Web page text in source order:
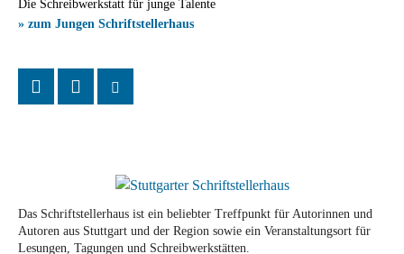
Die Schreibwerkstatt für junge Talente
» zum Jungen Schriftstellerhaus
Das Schriftstellerhaus ist ein beliebter Treffpunkt für Autorinnen und
Autoren aus Stuttgart und der Region sowie ein Veranstaltungsort für
Lesungen, Tagungen und Schreibwerkstätten.